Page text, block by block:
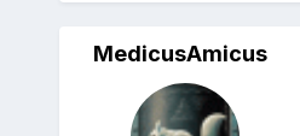
MedicusAmicus